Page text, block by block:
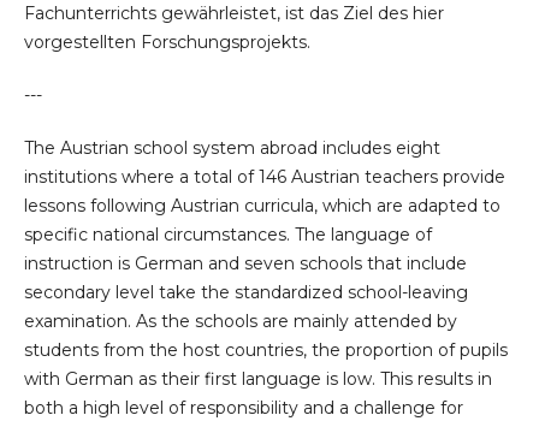
Fachunterrichts gewährleistet, ist das Ziel des hier
vorgestellten Forschungsprojekts.
---
The Austrian school system abroad includes eight
institutions where a total of 146 Austrian teachers provide
lessons following Austrian curricula, which are adapted to
specific national circumstances. The language of
instruction is German and seven schools that include
secondary level take the standardized school-leaving
examination. As the schools are mainly attended by
students from the host countries, the proportion of pupils
with German as their first language is low. This results in
both a high level of responsibility and a challenge for